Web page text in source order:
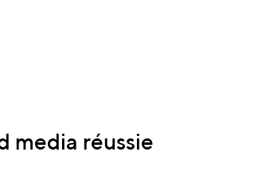
media réussie